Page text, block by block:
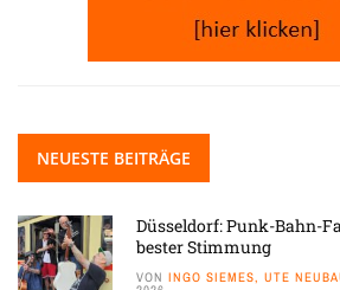
NEUESTE BEITRÄGE
Düsseldorf: Punk-Bahn-
bester Stimmung
VON INGO SIEMES, UTE